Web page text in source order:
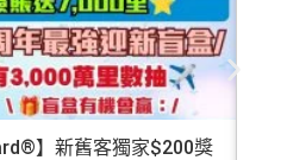
】新舊客獨家$200獎